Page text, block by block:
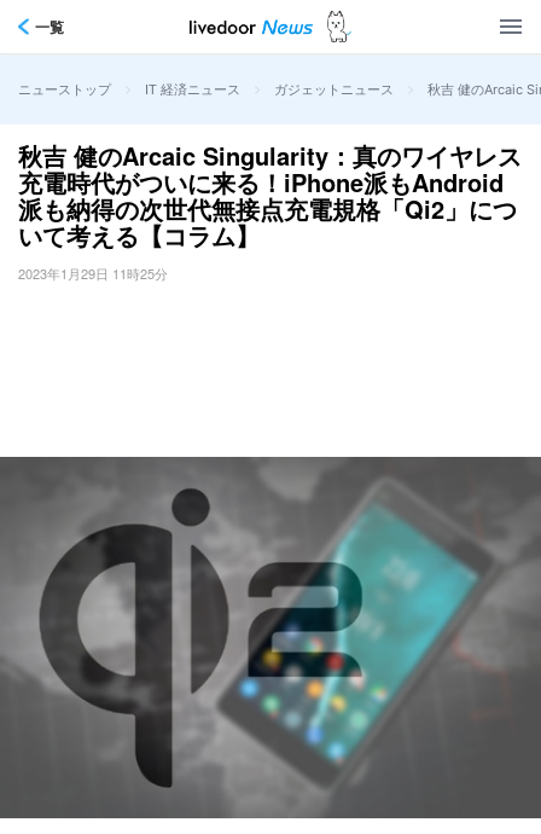
一覧
ニューストップ > IT 経済ニュース > ガジェットニュース > 秋吉 健のArcaic
秋吉 健のArcaic Singularity：真のワイヤレス
充電時代がついに来る！iPhone派もAndroid
派も納得の次世代無接点充電規格「Qi2」につ
いて考える【コラム】
2023年1月29日 11時25分